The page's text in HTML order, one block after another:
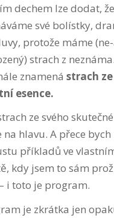
dechem lze dodat,
své bolístky,
protože máme
strach z
znamená strach
esence.
ze svého
na hlavu. A přece bych
příkladů ve
kdy jsem to sám
i toto je program.
je zkrátka jen